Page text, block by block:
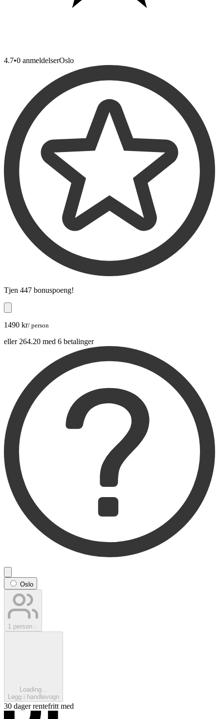
4.7•0 anmeldelserOslo
Tjen 447 bonuspoeng!
1490 kr/ person
eller 264.20 med 6 betalinger
Oslo
1 person
Loading...
Legg i handlevogn
30 dager rentefritt med